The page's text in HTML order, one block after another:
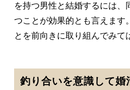
を持つ男性と結婚するには、
つことが効果的とも言えます
とを前向きに取り組んでみて
釣り合いを意識して婚